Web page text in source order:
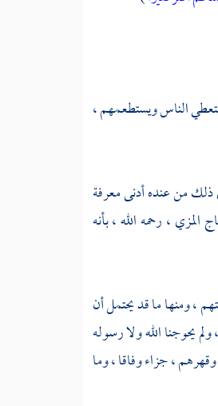
الناس ويستطعمهم ،
من عنده أدنى معرفة
المزي، رحمه الله ، بأنه
، ومنها ما قد يحتمل أن
يحوجنا الله ولا رسوله
، جزاء وفاقا ، وما